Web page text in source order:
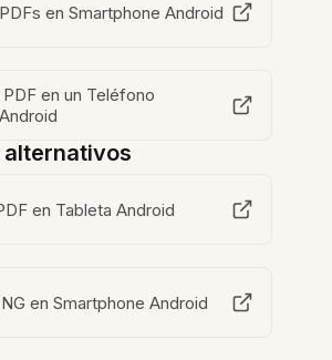
en Smartphone Android
PDF en un Teléfono
en Tableta Android
en Smartphone Android